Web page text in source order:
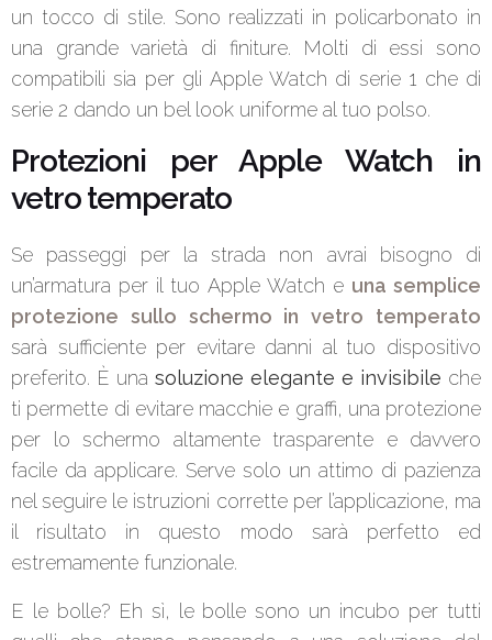
un tocco di stile. Sono realizzati in policarbonato in
una grande varietà di finiture. Molti di essi sono
compatibili sia per gli Apple Watch di serie 1 che di
serie 2 dando un bel look uniforme al tuo polso.
Protezioni per Apple Watch in
vetro temperato
Se passeggi per la strada non avrai bisogno di
un’armatura per il tuo Apple Watch e una semplice
protezione sullo schermo in vetro temperato
sarà sufficiente per evitare danni al tuo dispositivo
preferito. È una soluzione elegante e invisibile che
ti permette di evitare macchie e graffi, una protezione
per lo schermo altamente trasparente e davvero
facile da applicare. Serve solo un attimo di pazienza
nel seguire le istruzioni corrette per l’applicazione, ma
il risultato in questo modo sarà perfetto ed
estremamente funzionale.
E le bolle? Eh sì, le bolle sono un incubo per tutti